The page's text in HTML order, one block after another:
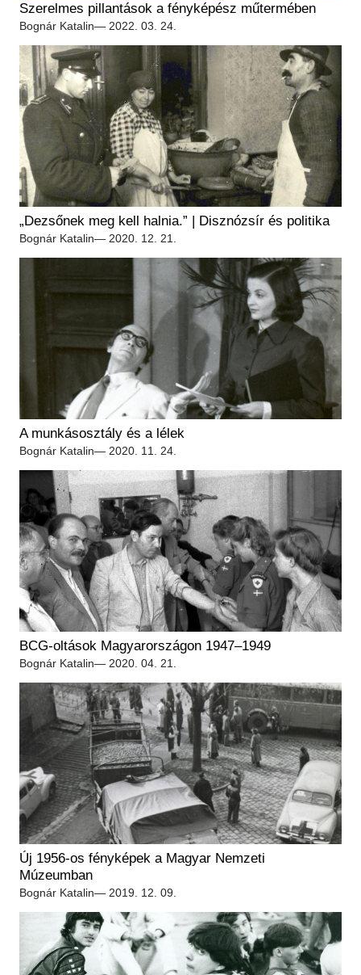
Szerelmes pillantások a fényképész műtermében
Bognár Katalin— 2022. 03. 24.
„Dezsőnek meg kell halnia.” | Disznózsír és politika
Bognár Katalin— 2020. 12. 21.
A munkásosztály és a lélek
Bognár Katalin— 2020. 11. 24.
BCG-oltások Magyarországon 1947–1949
Bognár Katalin— 2020. 04. 21.
Új 1956-os fényképek a Magyar Nemzeti
Múzeumban
Bognár Katalin— 2019. 12. 09.